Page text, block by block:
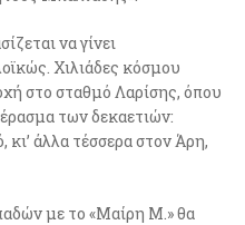
να γίνει
Χιλιάδες κόσμου
στο σταθμό Λαρίσης, όπου
των δεκαετιών:
άλλα τέσσερα στον Άρη,
με το «Μαίρη Μ.» θα